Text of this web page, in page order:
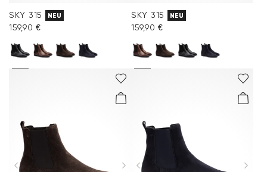
SKY 315 NEU
159,90 €
SKY 315 NEU
159,90 €